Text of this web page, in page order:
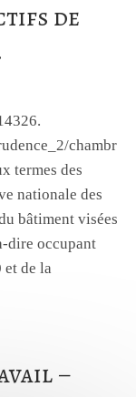
de
chambr
termes des
nationale des
bâtiment visées
dire occupant
et de la
–